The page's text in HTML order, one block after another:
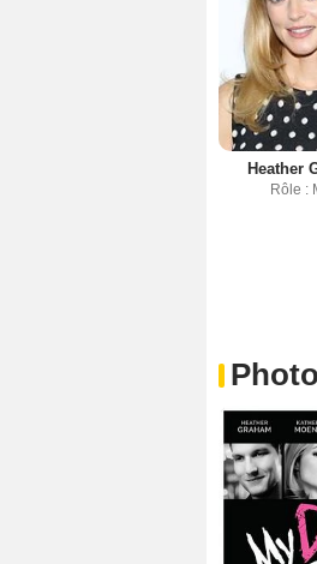
Heather
Rôle :
Photo